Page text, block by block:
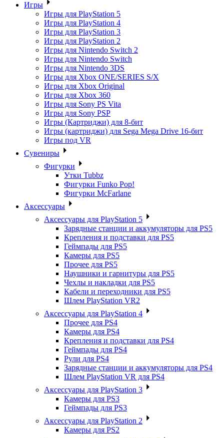
Игры
Игры для PlayStation 5
Игры для PlayStation 4
Игры для PlayStation 3
Игры для PlayStation 2
Игры для Nintendo Switch 2
Игры для Nintendo Switch
Игры для Nintendo 3DS
Игры для Xbox ONE/SERIES S/X
Игры для Xbox Original
Игры для Xbox 360
Игры для Sony PS Vita
Игры для Sony PSP
Игры (Картриджи) для 8-бит
Игры (картриджи) для Sega Mega Drive 16-бит
Игры под VR
Сувениры
Фигурки
Утки Tubbz
Фигурки Funko Pop!
Фигурки McFarlane
Аксессуары
Аксессуары для PlayStation 5
Зарядные станции и аккумуляторы для PS5
Крепления и подставки для PS5
Геймпады для PS5
Камеры для PS5
Прочее для PS5
Наушники и гарнитуры для PS5
Чехлы и накладки для PS5
Кабели и переходники для PS5
Шлем PlayStation VR2
Аксессуары для PlayStation 4
Прочее для PS4
Камеры для PS4
Крепления и подставки для PS4
Геймпады для PS4
Рули для PS4
Зарядные станции и аккумуляторы для PS4
Шлем PlayStation VR для PS4
Аксессуары для PlayStation 3
Камеры для PS3
Геймпады для PS3
Аксессуары для PlayStation 2
Камеры для PS2